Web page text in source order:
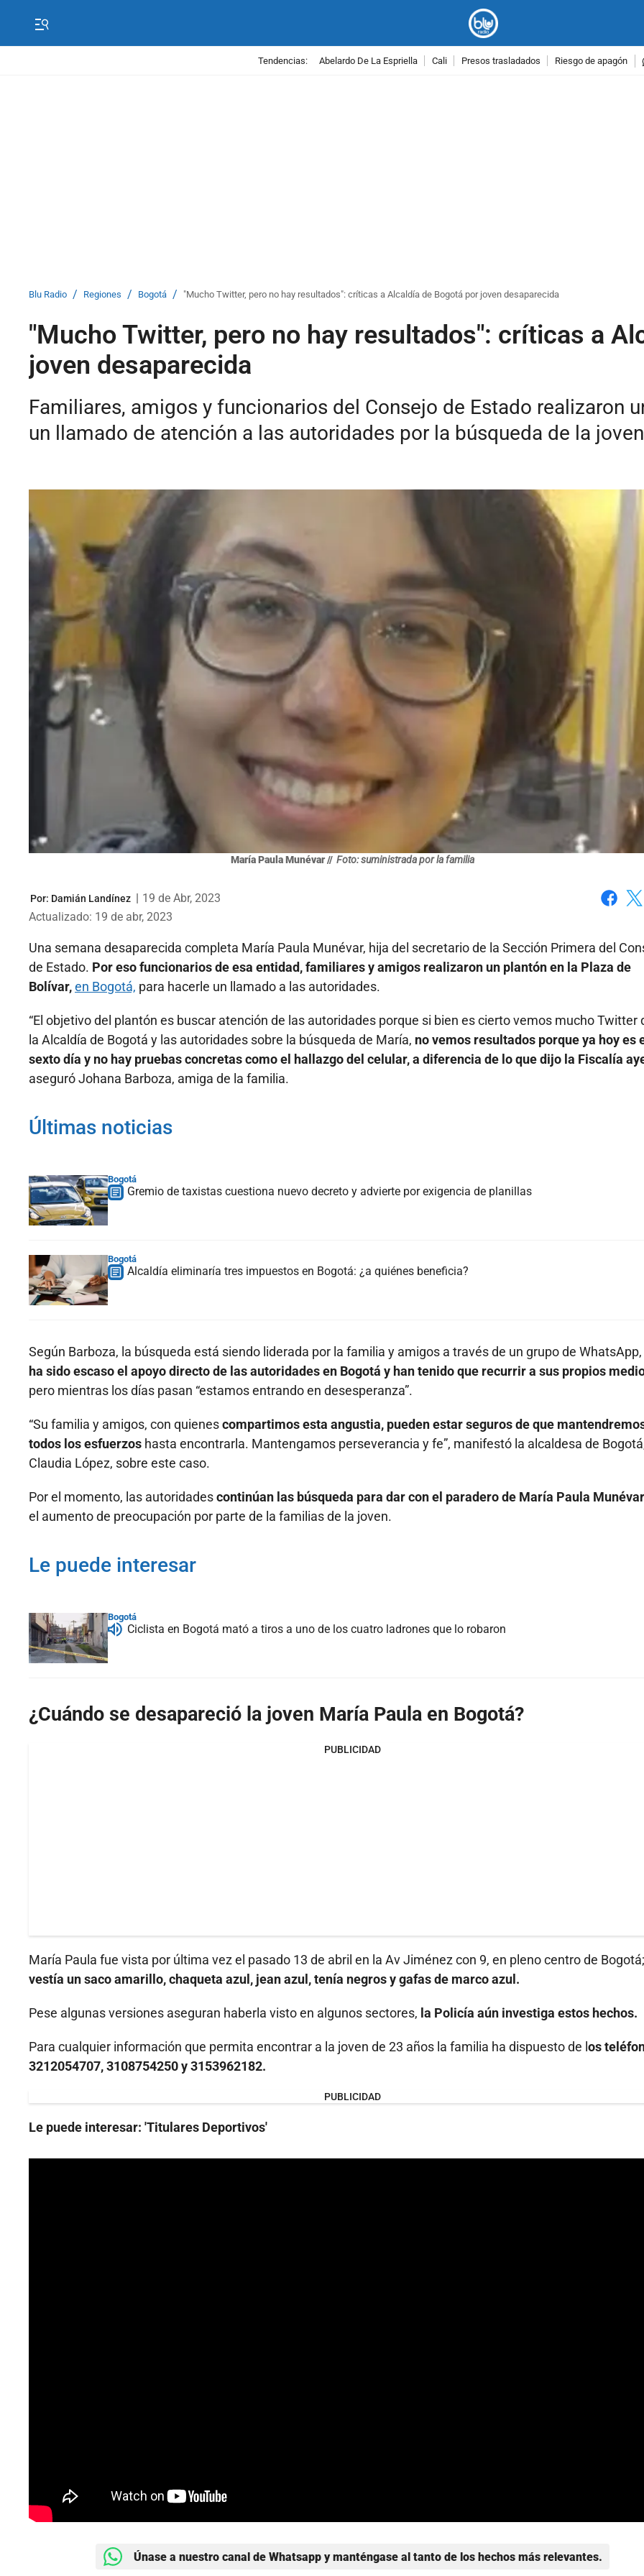
Tendencias: Abelardo De La Espriella Cali Presos trasladados Riesgo de apagón
Blu Radio / Regiones / Bogotá / "Mucho Twitter, pero no hay resultados": críticas a Alcaldía de Bogotá por joven desaparecida
"Mucho Twitter, pero no hay resultados": críticas a
joven desaparecida
Familiares, amigos y funcionarios del Consejo de Estado realizaron
un llamado de atención a las autoridades por la búsqueda de la
María Paula Munévar // Foto: suministrada por la familia
Por: Damián Landínez | 19 de Abr, 2023
Actualizado: 19 de abr, 2023
Una semana desaparecida completa María Paula Munévar, hija del secretario de la Sección Primera del
de Estado. Por eso funcionarios de esa entidad, familiares y amigos realizaron un plantón en la Plaza de
Bolívar,en Bogotá, para hacerle un llamado a las autoridades.
“El objetivo del plantón es buscar atención de las autoridades porque si bien es cierto vemos mucho Twitter
la Alcaldía de Bogotá y las autoridades sobre la búsqueda de María, no vemos resultados porque ya hoy es
sexto día y no hay pruebas concretas como el hallazgo del celular, a diferencia de lo que dijo la Fiscalía
aseguró Johana Barboza, amiga de la familia.
Últimas noticias
Bogotá
Gremio de taxistas cuestiona nuevo decreto y advierte por exigencia de planillas
Bogotá
Alcaldía eliminaría tres impuestos en Bogotá: ¿a quiénes beneficia?
Según Barboza, la búsqueda está siendo liderada por la familia y amigos a través de un grupo de WhatsApp,
ha sido escaso el apoyo directo de las autoridades en Bogotá y han tenido que recurrir a sus propios
pero mientras los días pasan “estamos entrando en desesperanza”.
“Su familia y amigos, con quienescompartimos esta angustia, pueden estar seguros de que
todos los esfuerzos hasta encontrarla. Mantengamos perseverancia y fe”, manifestó la alcaldesa de
Claudia López, sobre este caso.
Por el momento, las autoridadescontinúan las búsqueda para dar con el paradero de María Paula Munévar
el aumento de preocupación por parte de la familias de la joven.
Le puede interesar
Bogotá
Ciclista en Bogotá mató a tiros a uno de los cuatro ladrones que lo robaron
¿Cuándo se desapareció la joven María Paula en Bogotá?
PUBLICIDAD
María Paula fue vista por última vez el pasado 13 de abril en la Av Jiménez con 9, en pleno centro de Bogotá;
vestía un saco amarillo, chaqueta azul, jean azul, tenía negros y gafas de marco azul.
Pese algunas versiones aseguran haberla visto en algunos sectores, la Policía aún investiga estos hechos.
Para cualquier información que permita encontrar a la joven de 23 años la familia ha dispuesto de l os
3212054707, 3108754250 y 3153962182.
PUBLICIDAD
Le puede interesar: 'Titulares Deportivos'
Únase a nuestro canal de Whatsapp y manténgase al tanto de los hechos más relevantes.